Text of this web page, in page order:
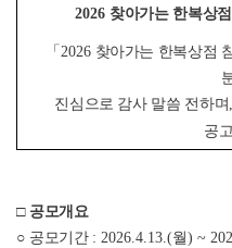
2026 찾아가는 한복상
「 2026 찾아가는 한복상점
진심으로 감사 말씀 전하며 ,
공
□ 공모개요
○ 공모기간 : 2026.4.13.(월) ~